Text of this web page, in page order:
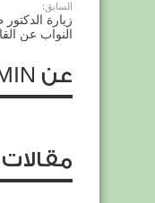
السابق:
زيارة
النواب عن
عن ADMIN